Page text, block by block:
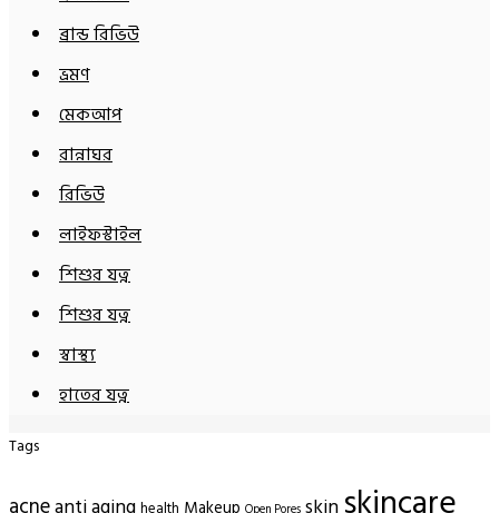
ব্রান্ড রিভিউ
ভ্রমণ
মেকআপ
রান্নাঘর
রিভিউ
লাইফস্টাইল
শিশুর যত্ন
শিশুর যত্ন
স্বাস্থ্য
হাতের যত্ন
Tags
acne health Makeup Open Pores